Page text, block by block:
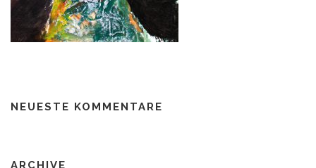
NEUESTE KOMMENTARE
ARCHIVE